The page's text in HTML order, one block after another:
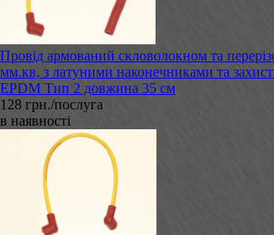
Провід армований скловолокном та
мм.кв, з латуними наконечниками та
EPDM Тип 2 довжина 35 см
128 грн./послуга
в наявності